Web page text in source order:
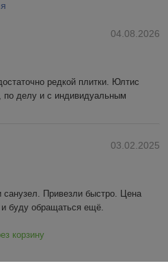
04.08.2026
редкой плитки. Юлтис
по делу и с индивидуальным
03.02.2025
санузел. Привезли быстро. Цена
буду обращаться ещё.
корзину